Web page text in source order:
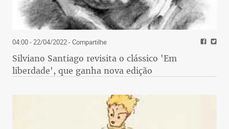
04:00 - 22/04/2022- Compartilhe
Silviano Santiago revisita o clássico 'Em
liberdade', que ganha nova edição